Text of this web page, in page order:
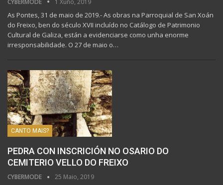
As Pontes, 31 de maio de 2019.- As obras na Parroquial de San Xoán
do Freixo, ben do século XVII incluído no Catálogo de Patrimonio
Cultural de Galiza, están a evidenciarse como unha enorme
irresponsabilidade. O 27 de maio o…
CANTO MAIS?
PEDRA CON INSCRICIÓN NO OSARIO DO
CEMITERIO VELLO DO FREIXO
CYBERMODE 25 Maio, 2019